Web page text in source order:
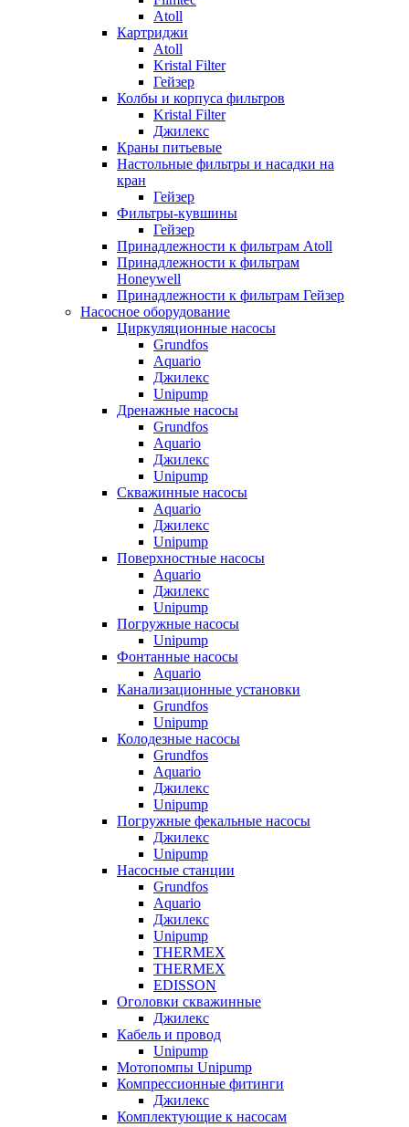
Atoll
Картриджи
Atoll
Kristal Filter
Гейзер
Колбы и корпуса фильтров
Kristal Filter
Джилекс
Краны питьевые
Настольные фильтры и насадки на
кран
Гейзер
Фильтры-кувшины
Гейзер
Принадлежности к фильтрам Atoll
Принадлежности к фильтрам
Honeywell
Принадлежности к фильтрам Гейзер
Насосное оборудование
Циркуляционные насосы
Grundfos
Aquario
Джилекс
Unipump
Дренажные насосы
Grundfos
Aquario
Джилекс
Unipump
Скважинные насосы
Aquario
Джилекс
Unipump
Поверхностные насосы
Aquario
Джилекс
Unipump
Погружные насосы
Unipump
Фонтанные насосы
Aquario
Канализационные установки
Grundfos
Unipump
Колодезные насосы
Grundfos
Aquario
Джилекс
Unipump
Погружные фекальные насосы
Джилекс
Unipump
Насосные станции
Grundfos
Aquario
Джилекс
Unipump
THERMEX
THERMEX
EDISSON
Оголовки скважинные
Джилекс
Кабель и провод
Unipump
Мотопомпы Unipump
Компрессионные фитинги
Джилекс
Комплектующие к насосам